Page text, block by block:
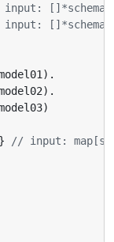
).
).
)
// input: